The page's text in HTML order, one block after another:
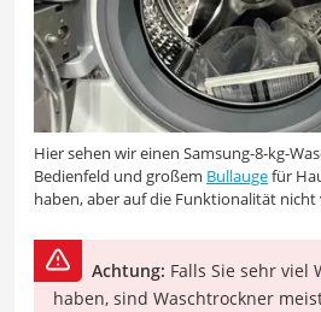
Hier sehen wir einen Samsung-8-kg-
Bedienfeld und großem Bullaugefür
haben, aber auf die Funktionalität
Achtung: Falls Sie sehr viel
haben, sind Waschtrockner